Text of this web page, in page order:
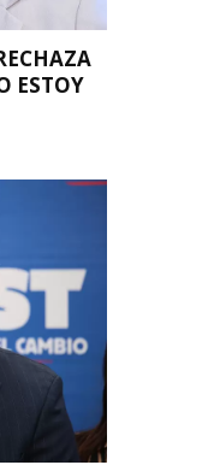
ESTOY